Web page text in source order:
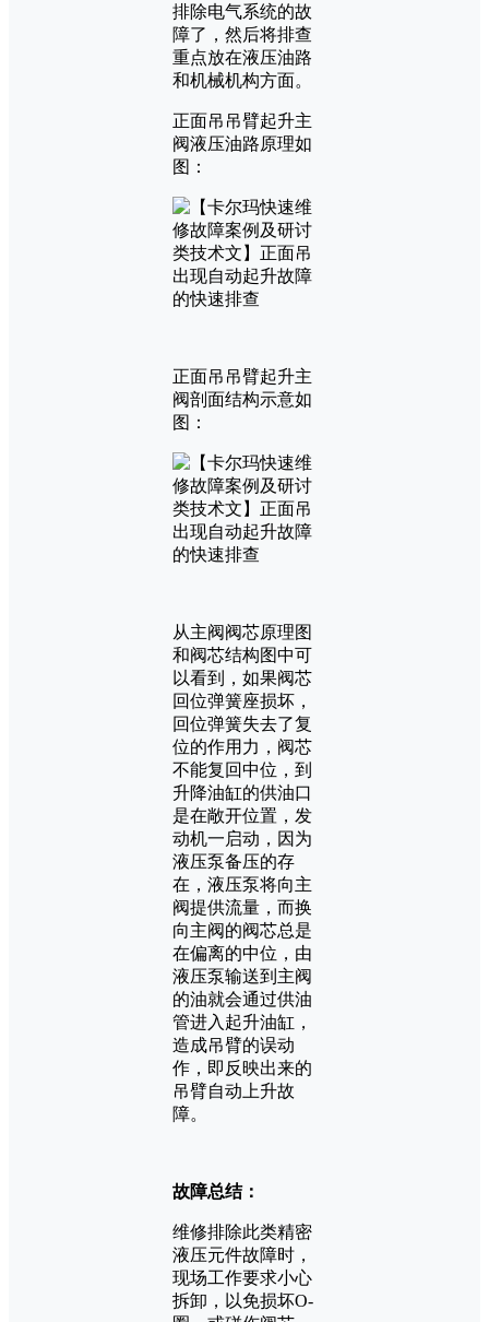
排除电气系统的故
障了，然后将排查
重点放在液压油路
和机械机构方面。
正面吊吊臂起升主
阀液压油路原理如
图：
正面吊吊臂起升主
阀剖面结构示意如
图：
从主阀阀芯原理图
和阀芯结构图中可
以看到，如果阀芯
回位弹簧座损坏，
回位弹簧失去了复
位的作用力，阀芯
不能复回中位，到
升降油缸的供油口
是在敞开位置，发
动机一启动，因为
液压泵备压的存
在，液压泵将向主
阀提供流量，而换
向主阀的阀芯总是
在偏离的中位，由
液压泵输送到主阀
的油就会通过供油
管进入起升油缸，
造成吊臂的误动
作，即反映出来的
吊臂自动上升故
障。
故障总结：
维修排除此类精密
液压元件故障时，
现场工作要求小心
拆卸，以免损坏O-